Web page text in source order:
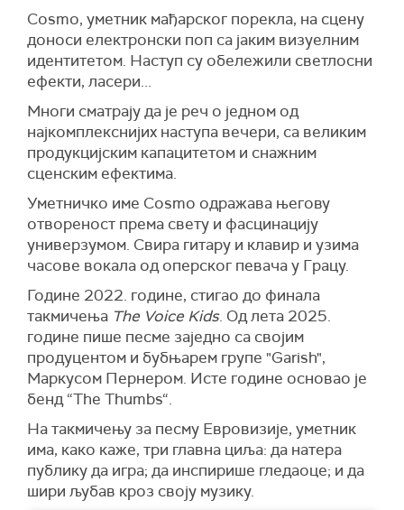
Cosmo, уметник мађарског порекла, на сцену
доноси електронски поп са јаким визуелним
идентитетом. Наступ су обележили светлосни
ефекти, ласери...
Многи сматрају да је реч о једном од
најкомплекснијих наступа вечери, са великим
продукцијским капацитетом и снажним
сценским ефектима.
Уметничко име Cosmo одражава његову
отвореност према свету и фасцинацију
универзумом. Свира гитару и клавир и узима
часове вокала од оперског певача у Грацу.
Године 2022. године, стигао до финала
такмичења The Voice Kids. Од лета 2025.
године пише песме заједно са својим
продуцентом и бубњарем групе "Garish",
Маркусом Пернером. Исте године основао је
бенд “The Thumbs“.
На такмичењу за песму Евровизије, уметник
има, како каже, три главна циља: да натера
публику да игра; да инспирише гледаоце; и да
шири љубав кроз своју музику.